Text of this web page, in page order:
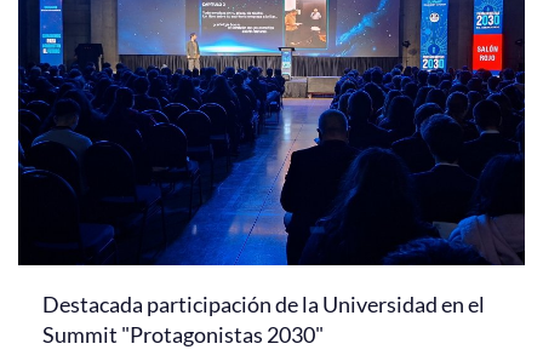
Destacada participación de la Universidad en el
Summit "Protagonistas 2030"